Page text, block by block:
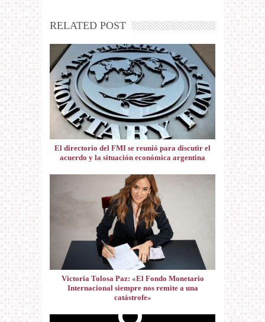
RELATED POST
El directorio del FMI se reunió para discutir el
acuerdo y la situación económica argentina
Victoria Tolosa Paz: «El Fondo Monetario
Internacional siempre nos remite a una
catástrofe»